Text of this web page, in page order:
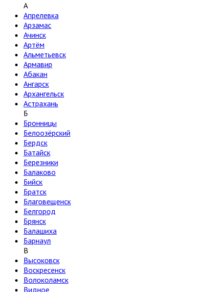
A
Апрелевка
Арзамас
Ачинск
Артём
Альметьевск
Армавир
Абакан
Ангарск
Архангельск
Астрахань
Б
Бронницы
Белоозёрский
Бердск
Батайск
Березники
Балаково
Бийск
Братск
Благовещенск
Белгород
Брянск
Балашиха
Барнаул
В
Высоковск
Воскресенск
Волоколамск
Видное